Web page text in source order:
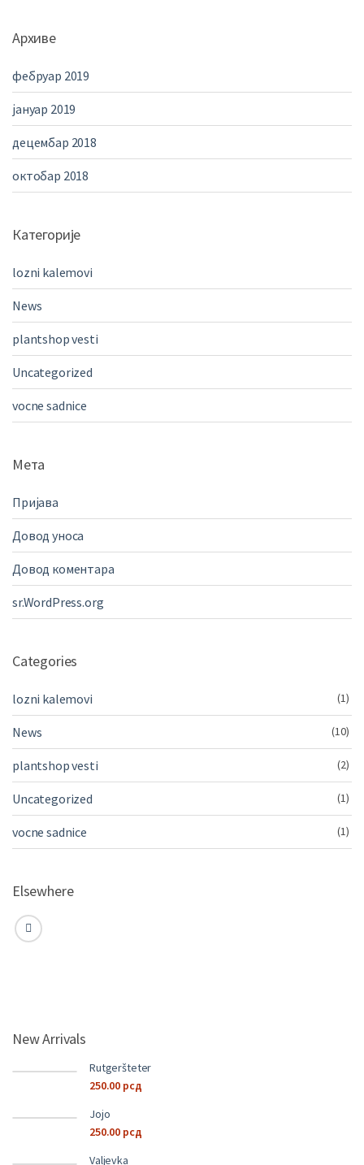
Архиве
фебруар 2019
јануар 2019
децембар 2018
октобар 2018
Категорије
lozni kalemovi
News
plantshop vesti
Uncategorized
vocne sadnice
Мета
Пријава
Довод уноса
Довод коментара
sr.WordPress.org
Categories
lozni kalemovi (1)
News (10)
plantshop vesti (2)
Uncategorized (1)
vocne sadnice (1)
Elsewhere
New Arrivals
Rutgeršteter
250.00 рсд
Jojo
250.00 рсд
Valjevka